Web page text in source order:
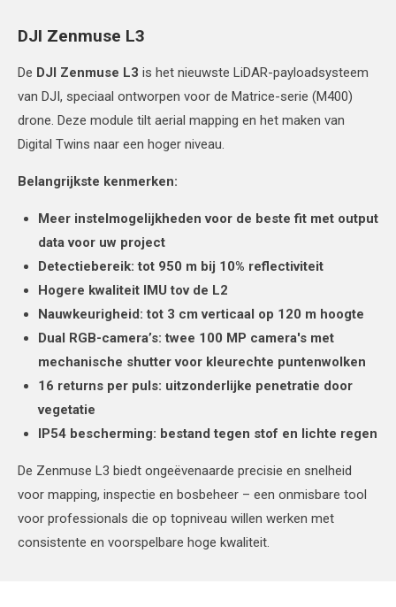
DJI Zenmuse L3
De DJI Zenmuse L3 is het nieuwste LiDAR-payloadsysteem
van DJI, speciaal ontworpen voor de Matrice-serie (M400)
drone. Deze module tilt aerial mapping en het maken van
Digital Twins naar een hoger niveau.
Belangrijkste kenmerken:
Meer instelmogelijkheden voor de beste fit met output
data voor uw project
Detectiebereik: tot 950 m bij 10% reflectiviteit
Hogere kwaliteit IMU tov de L2
Nauwkeurigheid: tot 3 cm verticaal op 120 m hoogte
Dual RGB-camera’s: twee 100 MP camera's met
mechanische shutter voor kleurechte puntenwolken
16 returns per puls: uitzonderlijke penetratie door
vegetatie
IP54 bescherming: bestand tegen stof en lichte regen
De Zenmuse L3 biedt ongeëvenaarde precisie en snelheid
voor mapping, inspectie en bosbeheer – een onmisbare tool
voor professionals die op topniveau willen werken met
consistente en voorspelbare hoge kwaliteit.